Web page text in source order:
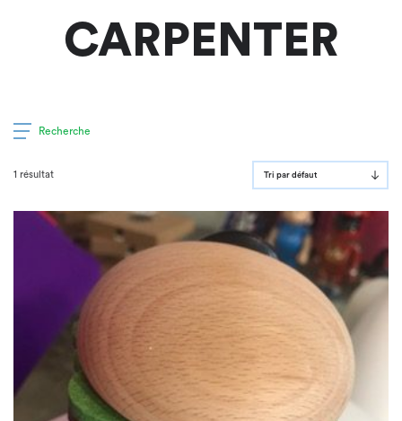
CARPENTER
Recherche
1 résultat Tri par défaut